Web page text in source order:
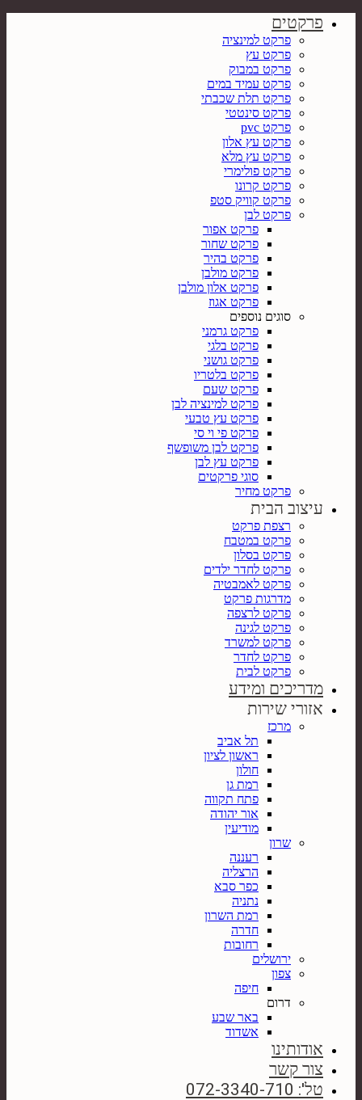
פרקטים
פרקט למינציה
פרקט עץ
פרקט במבוק
פרקט עמיד במים
פרקט תלת שכבתי
פרקט סינטטי
פרקט pvc
פרקט עץ אלון
פרקט עץ מלא
פרקט פולימרי
פרקט קרונו
פרקט קוויק סטפ
פרקט לבן
פרקט אפור
פרקט שחור
פרקט בהיר
פרקט מולבן
פרקט אלון מולבן
פרקט אגוז
סוגים נוספים
פרקט גרמני
פרקט בלגי
פרקט גושני
פרקט בלטריו
פרקט שעם
פרקט למינציה לבן
פרקט עץ טבעי
פרקט פי וי סי
פרקט לבן משופשף
פרקט עץ לבן
סוגי פרקטים
פרקט מחיר
עיצוב הבית
רצפת פרקט
פרקט במטבח
פרקט בסלון
פרקט לחדר ילדים
פרקט לאמבטיה
מדרגות פרקט
פרקט לרצפה
פרקט לגינה
פרקט למשרד
פרקט לחדר
פרקט לבית
מדריכים ומידע
אזורי שירות
מרכז
תל אביב
ראשון לציון
חולון
רמת גן
פתח תקווה
אור יהודה
מודיעין
שרון
רעננה
הרצליה
כפר סבא
נתניה
רמת השרון
חדרה
רחובות
ירושלים
צפון
חיפה
דרום
באר שבע
אשדוד
אודותינו
צור קשר
טל': 072-3340-710